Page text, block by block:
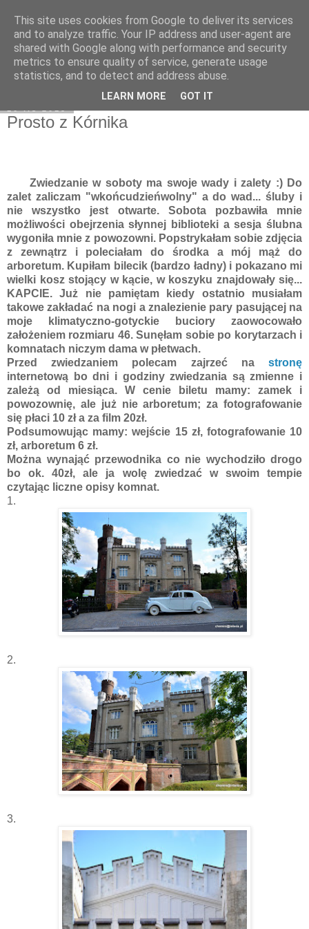
Moje miejsce
Prosto z Kórnika
Zwiedzanie w soboty ma swoje wady i zalety :) Do
zalet zaliczam "wkońcudzieńwolny" a do wad... śluby i
nie wszystko jest otwarte. Sobota pozbawiła mnie
możliwości obejrzenia słynnej biblioteki a sesja ślubna
wygoniła mnie z powozowni. Popstrykałam sobie zdjęcia
z zewnątrz i poleciałam do środka a mój mąż do
arboretum. Kupiłam bilecik (bardzo ładny) i pokazano mi
wielki kosz stojący w kącie, w koszyku znajdowały się...
KAPCIE. Już nie pamiętam kiedy ostatnio musiałam
takowe zakładać na nogi a znalezienie pary pasującej na
moje klimatyczno-gotyckie buciory zaowocowało
założeniem rozmiaru 46. Sunęłam sobie po korytarzach i
komnatach niczym dama w płetwach.
Przed zwiedzaniem polecam zajrzeć na stronę
internetową bo dni i godziny zwiedzania są zmienne i
zależą od miesiąca. W cenie biletu mamy: zamek i
powozownię, ale już nie arboretum; za fotografowanie
się płaci 10 zł a za film 20zł.
Podsumowując mamy: wejście 15 zł, fotografowanie 10
zł, arboretum 6 zł.
Można wynająć przewodnika co nie wychodziło drogo
bo ok. 40zł, ale ja wolę zwiedzać w swoim tempie
czytając liczne opisy komnat.
1.
2.
3.
This site uses cookies from Google to deliver its services
and to analyze traffic. Your IP address and user-agent are
shared with Google along with performance and security
metrics to ensure quality of service, generate usage
statistics, and to detect and address abuse.
LEARN MORE GOT IT